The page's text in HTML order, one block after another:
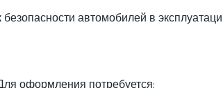
автомобилей в